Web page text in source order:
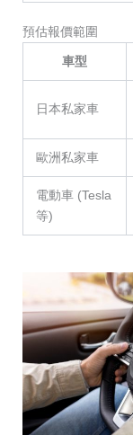
預估報價範圍
車型
日本私家車
歐洲私家車
電動車 (Tesla
等)